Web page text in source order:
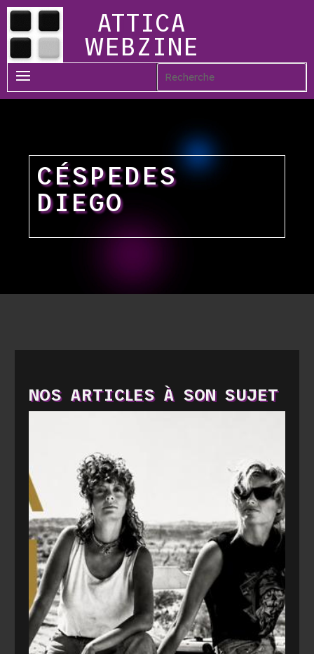
ATTICA
WEBZINE
CÉSPEDES
DIEGO
NOS ARTICLES À SON SUJET